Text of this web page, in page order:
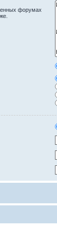
форумах